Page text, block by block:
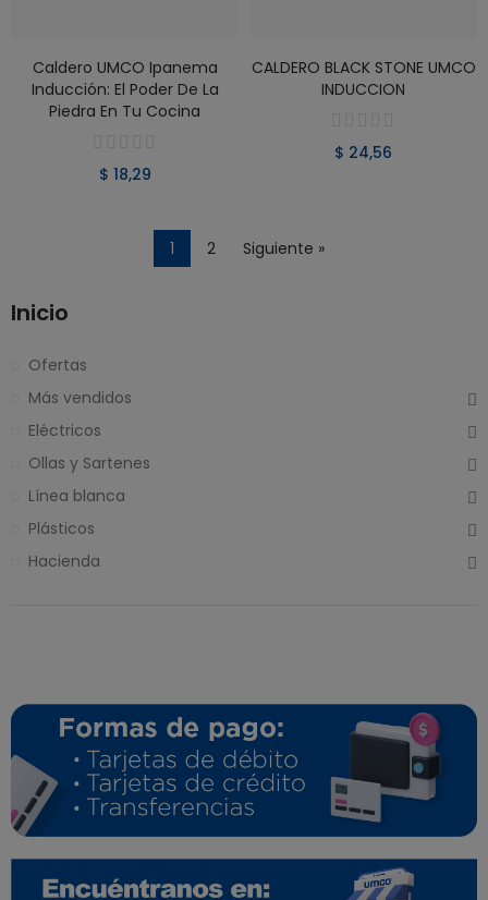
VER PRODUCTO
Caldero UMCO Ipanema
Inducción: El Poder De La
Piedra En Tu Cocina
$ 18,29
VER PRODUCTO
CALDERO BLACK STONE UMCO
INDUCCION
$ 24,56
1 2 Siguiente »
Inicio
Ofertas
Más vendidos
Eléctricos
Ollas y Sartenes
Línea blanca
Plásticos
Hacienda